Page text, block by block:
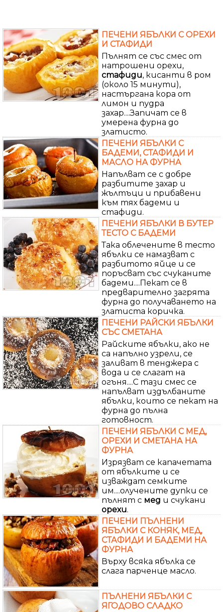
ПЕЧЕНИ ЯБЪЛКИ С ОРЕХИ
И СТАФИДИ
Пълнят се със смес от
натрошени орехи,
стафиди, кисанти в ром
(около 15 минути),
настъргана кора от
лимон и пудра
захар....Запичат се в
умерена фурна до
златисто.
ПЕЧЕНИ ЯБЪЛКИ С
БАДЕМИ, СТАФИДИ И
МАСЛО НА ФУРНА
Напълват се с добре
разбитите захар и
жълтъци и прибавени
към тях бадеми и
стафиди.
ПЕЧЕНИ ЯБЪЛКИ В БУТЕР
ТЕСТО С БАДЕМИ
Така облечените в тесто
ябълки се намазват с
разбитото яйце и се
поръсват със счуканите
бадеми....Пекат се в
предварително загрята
фурна до получаването на
златиста коричка.
ПЕЧЕНИ РАЙСКИ ЯБЪЛКИ
СЪС СМЕТАНА
Райските ябълки, ако не
са напълно узрели, се
заливат в тенджера с
вода и се слагат на
огъня....С тази смес се
напълват издълбаните
ябълки, които се пекат на
фурна до пълна
готовност.
ПЕЧЕНИ ЯБЪЛКИ С МЕД,
ОРЕХИ И СМЕТАНА НА
ФУРНА
Изрязват се капачетата
от ябълките и се
изваждат семките
им....олучените дупки се
пълнят с мед и счукани
орехи.
ПЕЧЕНИ ПЪЛНЕНИ
ЯБЪЛКИ С КОНЯК, МЕД,
СТАФИДИ И БАДЕМИ НА
ФУРНА
Върху всяка ябълка се
слага парченце масло.
ПЪЛНЕНИ ЯБЪЛКИ С
ЯГОДОВО СЛАДКО